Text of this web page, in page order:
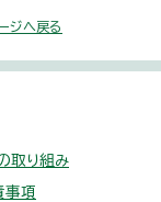
ジへ戻る
取り組み
事項